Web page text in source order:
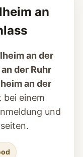
an
an der
der Ruhr
an der
bei einem
und